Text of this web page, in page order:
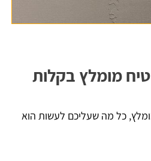
מומלץ בקלות
כל מה שעליכם לעשות הוא